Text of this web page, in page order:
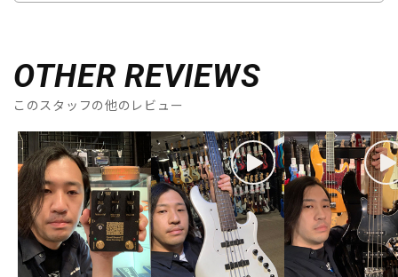
OTHER REVIEWS
このスタッフの他のレビュー